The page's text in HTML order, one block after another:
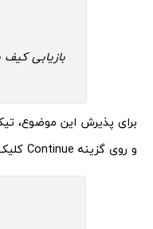
برای پذیرش این موضوع،
و روی گزینه Continue کلیک کنید.